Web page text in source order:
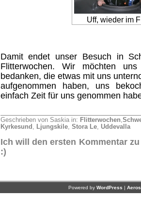
Uff, wieder im
Damit endet unser Besuch in
Flitterwochen. Wir möchten
bedanken, die etwas mit uns
aufgenommen haben, uns
einfach Zeit für uns genommen
Geschrieben von Saskia in: Flitterwochen,
Kyrkesund , Ljungskile, Stora Le, Uddevalla
Ich will den ersten Kommentar
:)
Powered by WordPress |